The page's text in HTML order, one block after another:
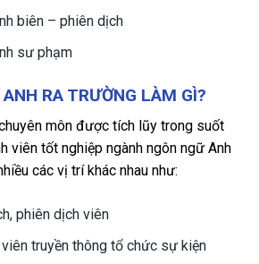
biên – phiên dịch
sư phạm
RA TRƯỜNG LÀM GÌ?
môn được tích lũy trong suốt
viên tốt nghiệp ngành ngôn ngữ Anh
các vị trí khác nhau như:
phiên dịch viên
viên truyền thông tổ chức sự kiện